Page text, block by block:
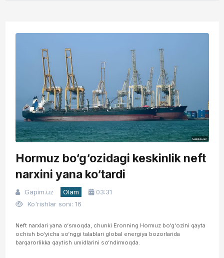
Hormuz bo‘g‘ozidagi keskinlik neft
narxini yana ko‘tardi
Gapim.uz Olam
03:31
Ko'rishlar soni: 16
Neft narxlari yana o‘smoqda, chunki Eronning Hormuz bo‘g‘ozini qayta
ochish bo‘yicha so‘nggi talablari global energiya bozorlarida
barqarorlikka qaytish umidlarini so‘ndirmoqda.